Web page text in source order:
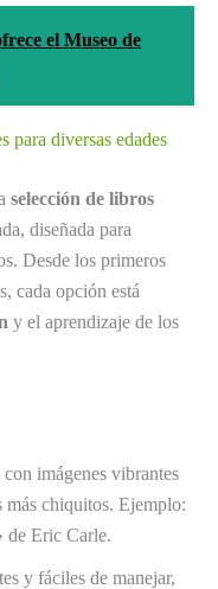
el Museo de
para diversas edades
selección de libros
diseñada para
Desde los primeros
cada opción está
y el aprendizaje de los
imágenes vibrantes
más chiquitos. Ejemplo:
de Eric Carle.
y fáciles de manejar,